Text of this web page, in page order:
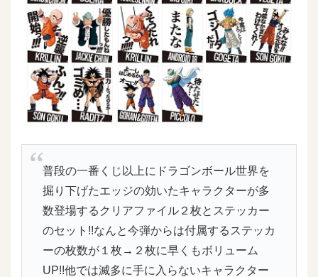
普段の一番くじ以上にドラゴンボール世界を
掘り下げたエッジの効いたキャラクターが多
数登場するクリアファイル２枚とステッカー
のセット!!なんと今弾からは付属するステッカ
ーの枚数が１枚→２枚に早くもボリューム
UP!!他では滅多に手に入らないキャラクター